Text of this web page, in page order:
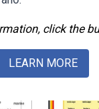
click the
LEARN MORE